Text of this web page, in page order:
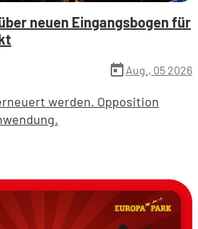
neuen Eingangsbogen für
today Aug., 05 2026
werden. Opposition